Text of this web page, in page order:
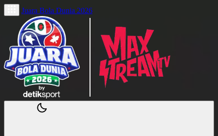
Juara Bola Dunia 2026